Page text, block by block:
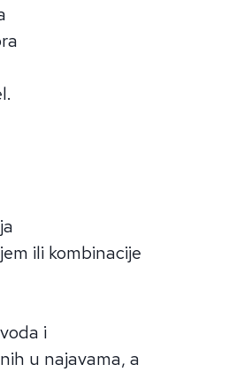
ili kombinacije
i
u najavama, a